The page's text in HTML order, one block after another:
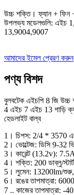
উচ্চ শক্তি। ফ্যান + ফিন
উপলভ্য মডেলগুলি: এইচ
13,9004,9007
আমাদের ইমেল প্রেরণ করুন
পণ্য বিশদ
বুলবটেক এইচপি 8 জি
4 এইচ 7 এইচ 13 গাড়ি
হেডলাইট বাল্ব
1। চিপস: 2/4 * 3570
2। ভোল্টেজ: ডিসি 9-32
3। কারেন্ট (13.2v):
4। শক্তি: 200 ডাব্লু/
5। লুমেন: 13200lm/শুরু,
6। রঙের তাপমাত্রা:
7 .. কাজের তাপমাত্রা: